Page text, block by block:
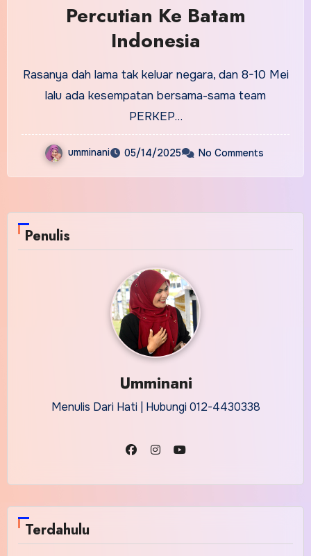
Percutian Ke Batam
Indonesia
Rasanya dah lama tak keluar negara, dan 8-10 Mei
lalu ada kesempatan bersama-sama team
PERKEP…
umminani 05/14/2025 No Comments
Penulis
Umminani
Menulis Dari Hati | Hubungi 012-4430338
Terdahulu